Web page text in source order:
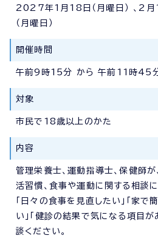
2027年1月18日（月曜日） 、2月
（月曜日）
開催時間
午前9時15分 から 午前11時45
対象
市民で18歳以上のかた
内容
管理栄養士、運動指導士、保健師が
活習慣、食事や運動に関する相談に
「日々の食事を見直したい」「家で
い」「健診の結果で気になる項目が
談ください。